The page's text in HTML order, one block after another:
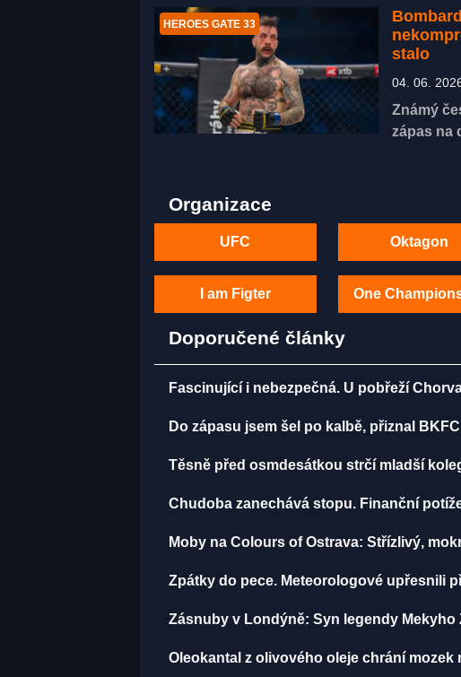
HEROES GATE 33
stalo
04. 06.
Známý
zápas na
Organizace
UFC Oktagon
I am Figter One
Doporučené články
Fascinující i nebezpečná. U pobřeží
Do zápasu jsem šel po kalbě, přiznal
Těsně před osmdesátkou strčí mladší
Chudoba zanechává stopu. Finanční
Moby na Colours of Ostrava: Střízlivý,
Zpátky do pece. Meteorologové upřesnili
Zásnuby v Londýně: Syn legendy Mekyho
Oleokantal z olivového oleje chrání mozek